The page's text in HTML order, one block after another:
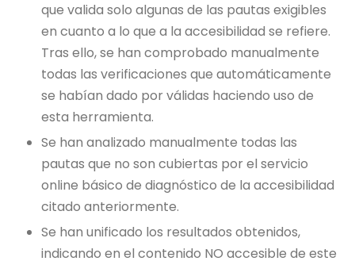
que valida solo algunas de las pautas exigibles
en cuanto a lo que a la accesibilidad se refiere.
Tras ello, se han comprobado manualmente
todas las verificaciones que automáticamente
se habían dado por válidas haciendo uso de
esta herramienta.
Se han analizado manualmente todas las
pautas que no son cubiertas por el servicio
online básico de diagnóstico de la accesibilidad
citado anteriormente.
Se han unificado los resultados obtenidos,
indicando en el contenido NO accesible de este